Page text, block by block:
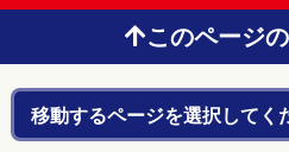
このページ